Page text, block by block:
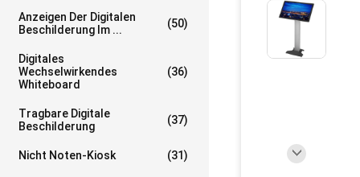
Anzeigen Der Digitalen
Beschilderung Im ...
(50)
Digitales
Wechselwirkendes
Whiteboard
(36)
Tragbare Digitale
Beschilderung
(37)
Nicht Noten-Kiosk (31)